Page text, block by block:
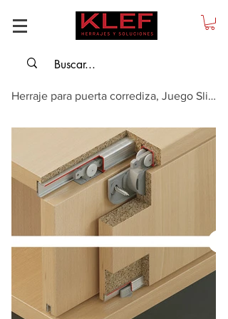
Herraje para puerta corrediza, Juego Slido F-Line21 12C peso de puerta hasta ...